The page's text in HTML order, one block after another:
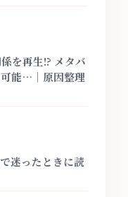
を再生!? メタバ
能…｜原因整理
迷ったときに読